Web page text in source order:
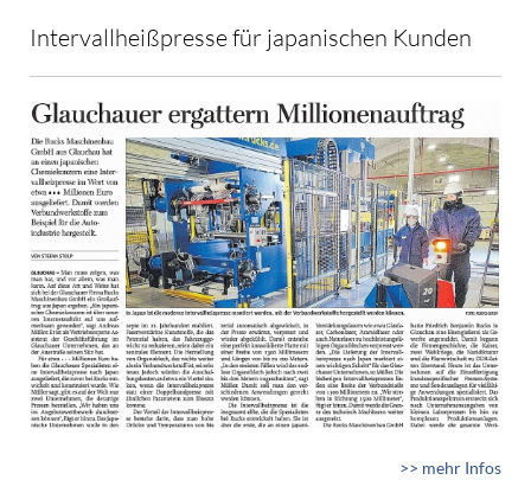
Intervallheißpresse für japanischen Kunden
>> mehr Infos